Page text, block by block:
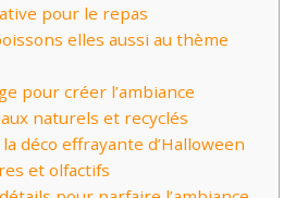
pour le repas
elles aussi au thème
pour créer l’ambiance
naturels et recyclés
déco effrayante d’Halloween
et olfactifs